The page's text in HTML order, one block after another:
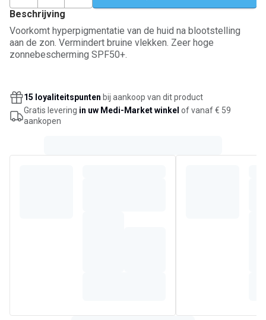
Beschrijving
Voorkomt hyperpigmentatie van de huid na blootstelling
aan de zon. Vermindert bruine vlekken. Zeer hoge
zonnebescherming SPF50+.
15 loyaliteitspunten bij aankoop van dit product
Gratis levering in uw Medi-Market winkel of vanaf € 59
aankopen